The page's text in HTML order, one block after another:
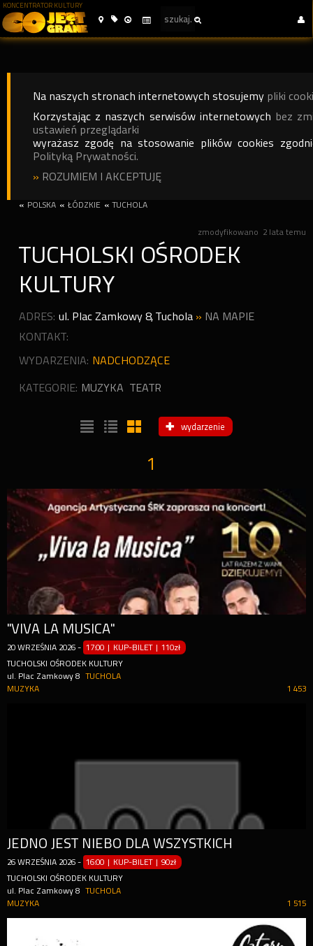
KONCENTRATOR KULTURY
Na naszych stronach internetowych stosujemy pliki
Korzystając z naszych serwisów internetowych bez
ustawień przeglądarki
wyrażasz zgodę na stosowanie plików cookies
Polityką Prywatności.
» ROZUMIEM I AKCEPTUJĘ
« POLSKA « ŁÓDZKIE « TUCHOLA
zmodyfikowano 2 lata temu
TUCHOLSKI OŚRODEK
KULTURY
ADRES: ul. Plac Zamkowy 8,Tuchola » NA MAPIE
KONTAKT:
WYDARZENIA: NADCHODZĄCE
KATEGORIE: MUZYKA TEATR
wydarzenie
1
"VIVA LA MUSICA"
20 WRZEŚNIA 2026 - 17:00 | KUP-BILET |110zł
TUCHOLSKI OŚRODEK KULTURY
ul. Plac Zamkowy 8
TUCHOLA
1 453
MUZYKA
JEDNO JEST NIEBO DLA WSZYSTKICH
26 WRZEŚNIA 2026 - 16:00 | KUP-BILET |90zł
TUCHOLSKI OŚRODEK KULTURY
ul. Plac Zamkowy 8
TUCHOLA
1 515
MUZYKA